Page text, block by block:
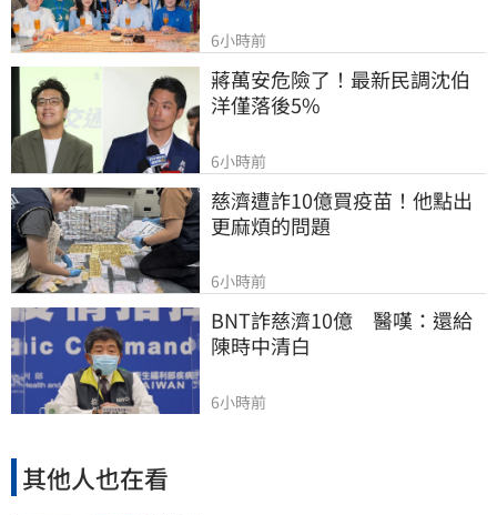
6小時前
蔣萬安危險了！最新民調沈伯
洋僅落後5%
6小時前
慈濟遭詐10億買疫苗！他點出
更麻煩的問題
6小時前
BNT詐慈濟10億　醫嘆：還給
陳時中清白
6小時前
其他人也在看